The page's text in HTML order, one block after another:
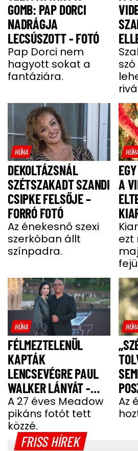
GOMB: PAP DORCI
NADRÁGJA
LECSÚSZOTT - FOTÓ
Pap Dorci nem
hagyott sokat a
fantáziára.
HŰHA
DEKOLTÁZSNÁL
SZÉTSZAKADT SZANDI
CSIPKE FELSŐJE –
FORRÓ FOTÓ
Az énekesnő szexi
szerkóban állt
színpadra.
A
ezt
HŰHA
FÉLMEZTELENÜL
KAPTÁK
LENCSEVÉGRE PAUL
WALKER LÁNYÁT -
FOTÓ
A 27 éves Meadow
pikáns fotót tett
közzé.
Az
FRISS HÍREK